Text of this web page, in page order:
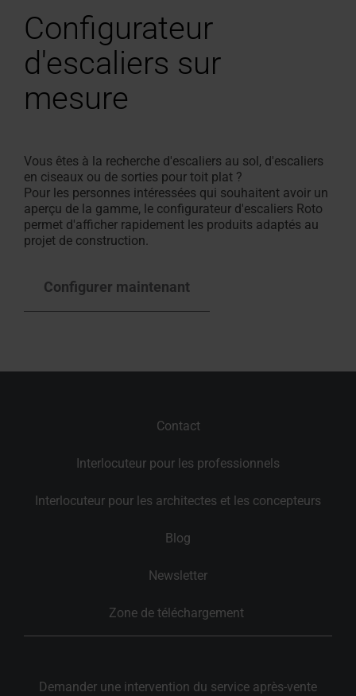
Configurateur
d'escaliers sur
mesure
Vous êtes à la recherche d'escaliers au sol, d'escaliers
en ciseaux ou de sorties pour toit plat ?
Pour les personnes intéressées qui souhaitent avoir un
aperçu de la gamme, le configurateur d'escaliers Roto
permet d'afficher rapidement les produits adaptés au
projet de construction.
Configurer maintenant
Contact
Interlocuteur pour les professionnels
Interlocuteur pour les architectes et les concepteurs
Blog
Newsletter
Zone de téléchargement
Demander une intervention du service après-vente